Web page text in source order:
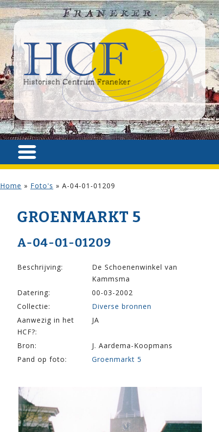
Home » Foto's » A-04-01-01209
GROENMARKT 5
A-04-01-01209
Beschrijving:
De Schoenenwinkel van
Kammsma
Datering:
00-03-2002
Collectie:
Diverse bronnen
Aanwezig in het
HCF?:
JA
Bron:
J. Aardema-Koopmans
Pand op foto:
Groenmarkt 5